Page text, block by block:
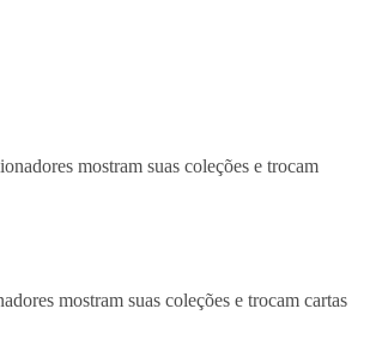
mostram suas coleções e trocam cartas